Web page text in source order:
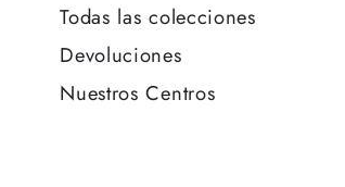
Todas las colecciones
Devoluciones
Nuestros Centros